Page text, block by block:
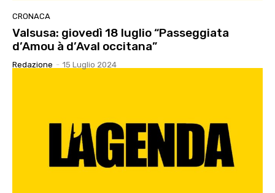
CRONACA
Valsusa: giovedì 18 luglio “Passeggiata
d’Amou à d’Aval occitana”
Redazione - 15 Luglio 2024